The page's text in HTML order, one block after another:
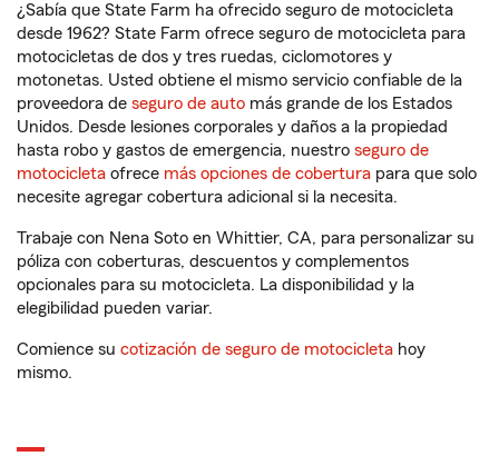
¿Sabía que State Farm ha ofrecido seguro de motocicleta
desde 1962? State Farm ofrece seguro de motocicleta para
motocicletas de dos y tres ruedas, ciclomotores y
motonetas. Usted obtiene el mismo servicio confiable de la
proveedora de seguro de auto más grande de los Estados
Unidos. Desde lesiones corporales y daños a la propiedad
hasta robo y gastos de emergencia, nuestro seguro de
motocicleta ofrece más opciones de cobertura para que solo
necesite agregar cobertura adicional si la necesita.
Trabaje con Nena Soto en Whittier, CA, para personalizar su
póliza con coberturas, descuentos y complementos
opcionales para su motocicleta. La disponibilidad y la
elegibilidad pueden variar.
Comience su cotización de seguro de motocicleta hoy
mismo.